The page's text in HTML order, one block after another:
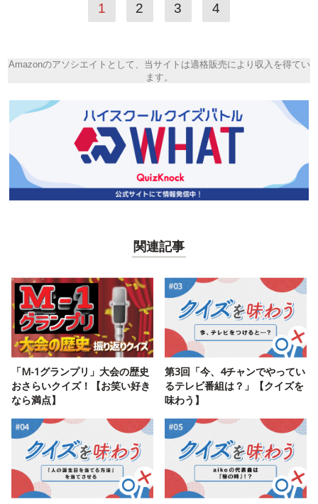
1 2 3 4
Amazonのアソシエイトとして、当サイトは適格販売により収入を得てい
ます。
関連記事
「M-1グランプリ」大会の歴史
おさらいクイズ！【お笑い好き
なら満点】
第3回「今、4チャンでやってい
るテレビ番組は？」【クイズを
味わう】